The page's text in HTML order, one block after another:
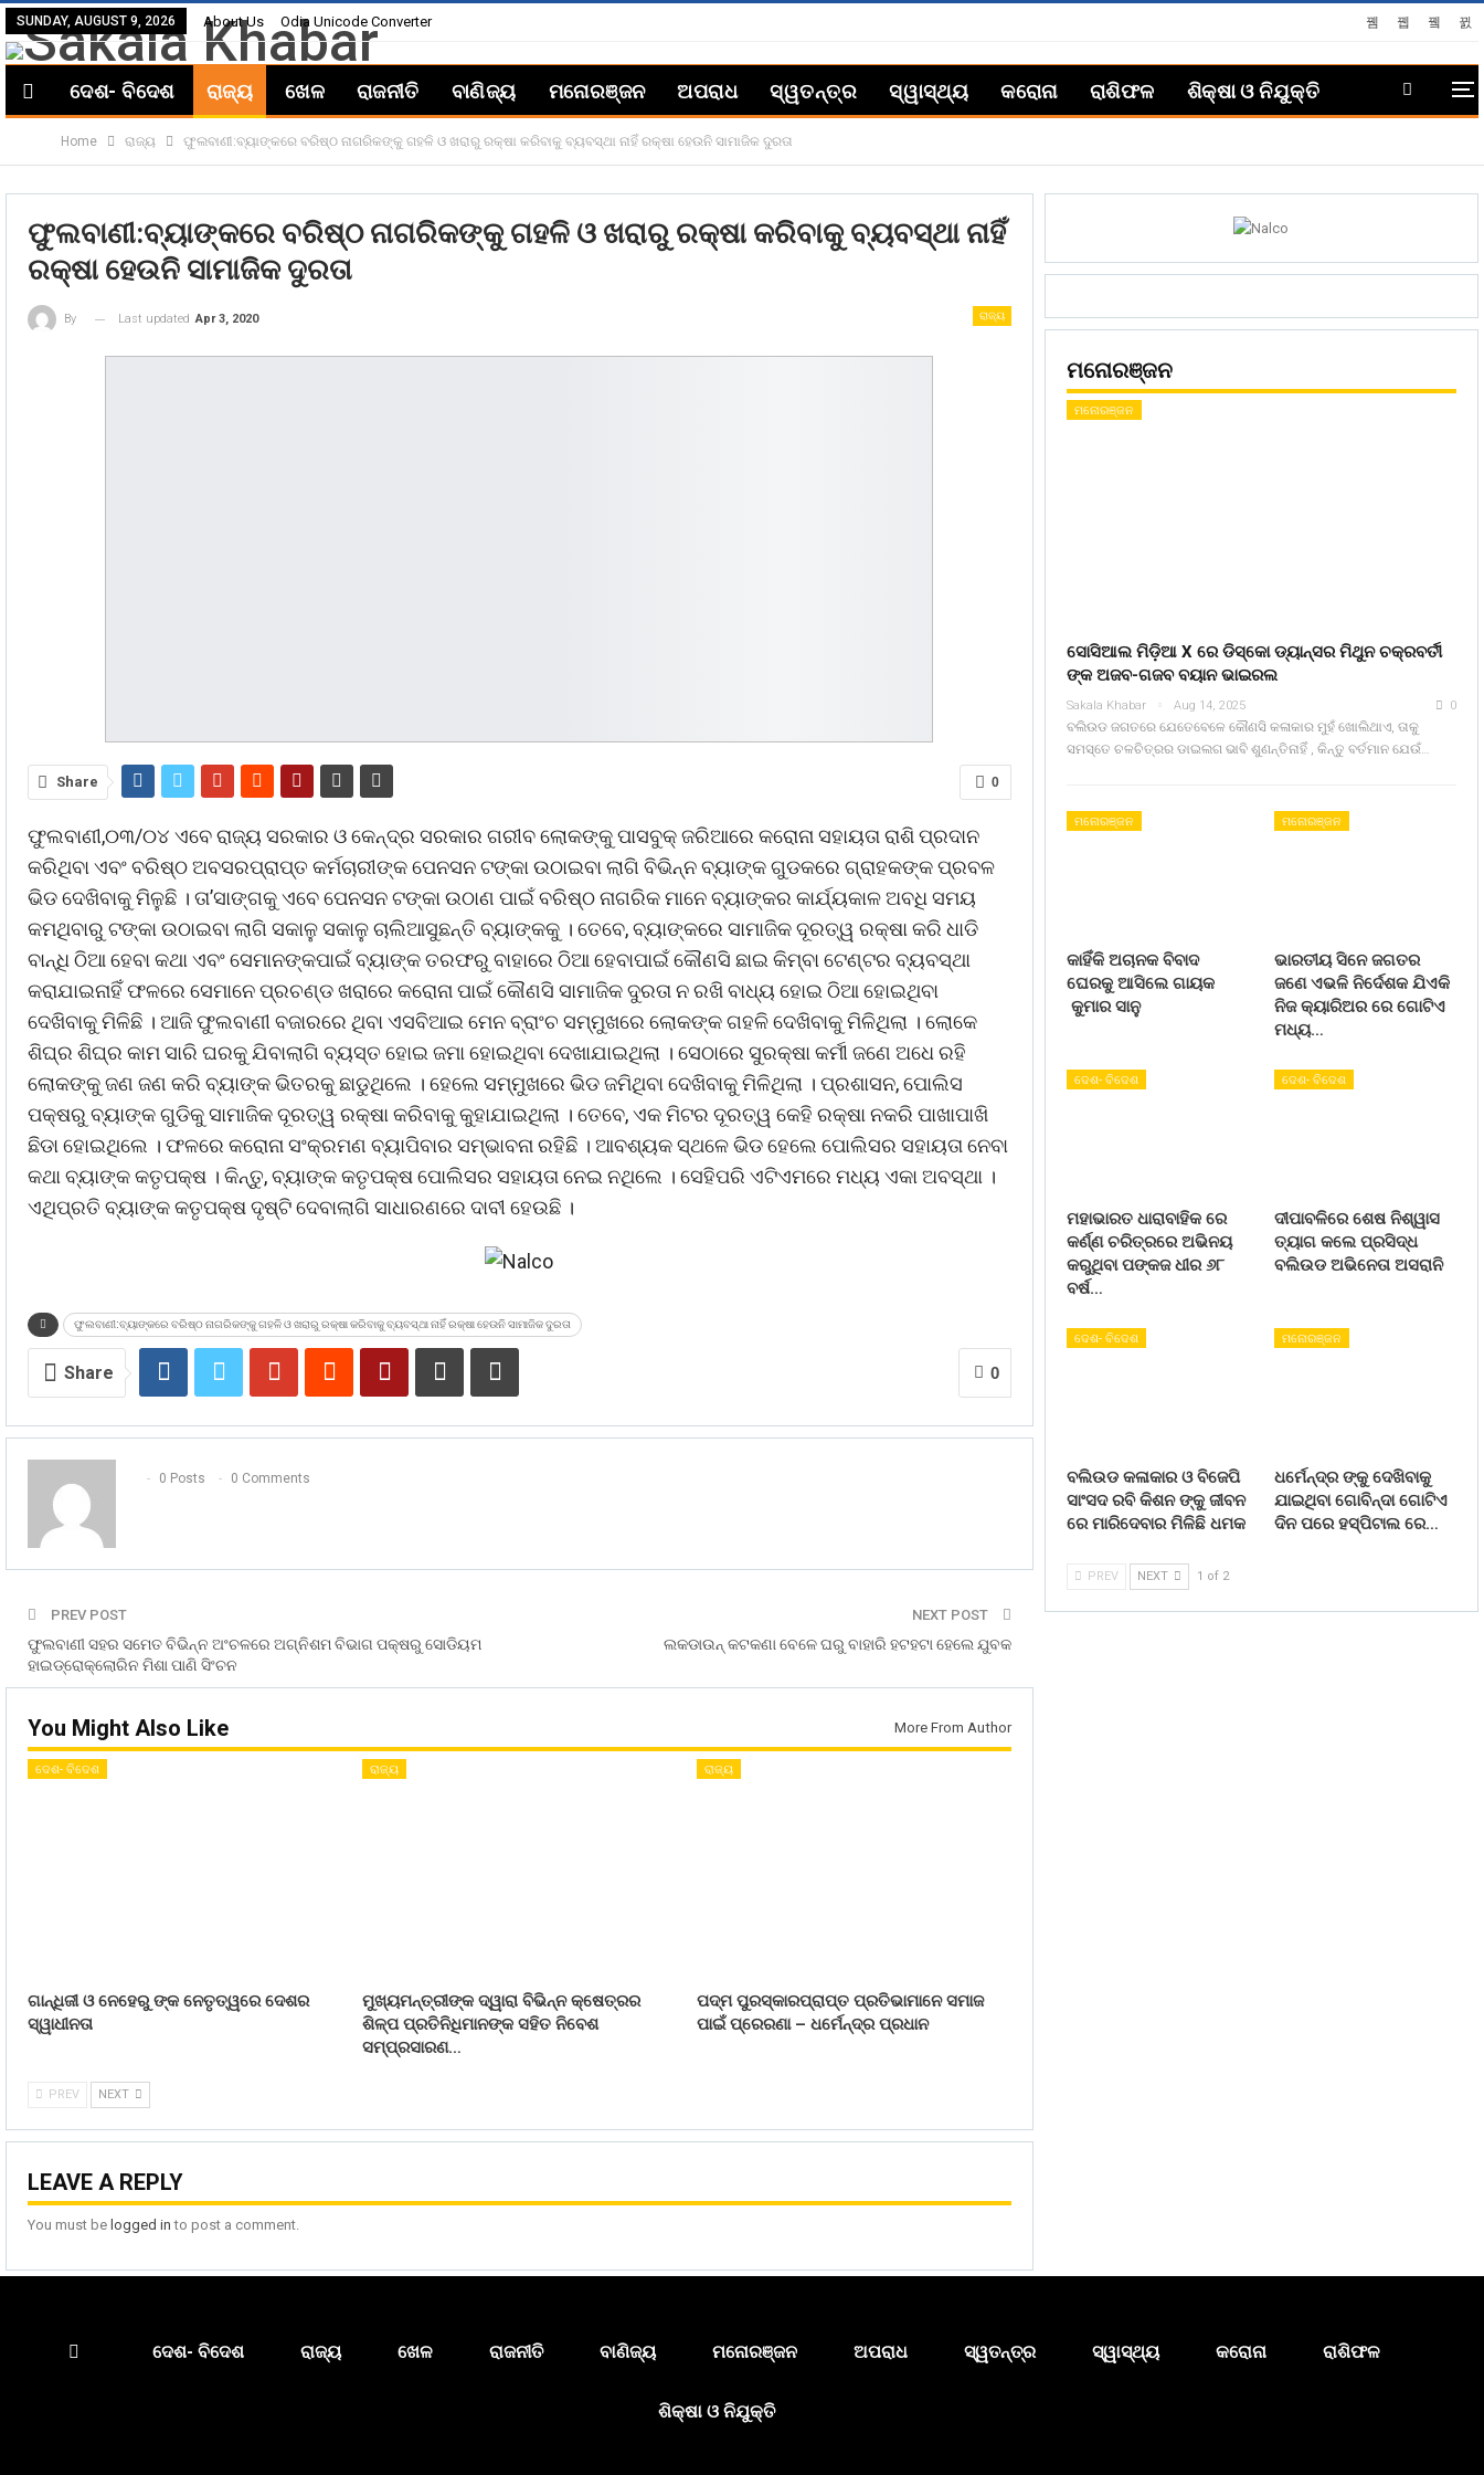
SUNDAY, AUGUST 9, 2026 About Us Odia Unicode Converter
ଦେଶ- ବିଦେଶ ରାଜ୍ୟ ଖେଳ ରାଜନୀତି ବାଣିଜ୍ୟ ମନୋରଞ୍ଜନ ଅପରାଧ ସ୍ୱତନ୍ତ୍ର ସ୍ୱାସ୍ଥ୍ୟ କରୋନା ରାଶିଫଳ ଶିକ୍ଷା ଓ ନିଯୁକ୍ତି
Home ରାଜ୍ୟ ଫୁଲବାଣୀ:ବ୍ୟାଙ୍କରେ ବରିଷ୍ଠ ନାଗରିକଙ୍କୁ ଗହଳି ଓ ଖରାରୁ ରକ୍ଷା କରିବାକୁ ବ୍ୟବସ୍ଥା ନାହିଁ ରକ୍ଷା ହେଉନି ସାମାଜିକ ଦୁରତା
ଫୁଲବାଣୀ:ବ୍ୟାଙ୍କରେ ବରିଷ୍ଠ ନାଗରିକଙ୍କୁ ଗହଳି ଓ ଖରାରୁ ରକ୍ଷା କରିବାକୁ ବ୍ୟବସ୍ଥା ନାହିଁ
ରକ୍ଷା ହେଉନି ସାମାଜିକ ଦୁରତା
ରାଜ୍ୟ
By Last updated Apr 3, 2020
0
Share
ଫୁଲବାଣୀ,୦୩/୦୪ ଏବେ ରାଜ୍ୟ ସରକାର ଓ କେନ୍ଦ୍ର ସରକାର ଗରୀବ ଲୋକଙ୍କୁ ପାସବୁକ୍ ଜରିଆରେ କରୋନା ସହାୟତା ରାଶି ପ୍ରଦାନ
କରିଥିବା ଏବଂ ବରିଷ୍ଠ ଅବସରପ୍ରାପ୍ତ କର୍ମଚାରୀଙ୍କ ପେନସନ ଟଙ୍କା ଉଠାଇବା ଲାଗି ବିଭିନ୍ନ ବ୍ୟାଙ୍କ ଗୁଡକରେ ଗ୍ରାହକଙ୍କ ପ୍ରବଳ
ଭିଡ ଦେଖିବାକୁ ମିଳୁଛି । ତା’ସାଙ୍ଗକୁ ଏବେ ପେନସନ ଟଙ୍କା ଉଠାଣ ପାଇଁ ବରିଷ୍ଠ ନାଗରିକ ମାନେ ବ୍ୟାଙ୍କର କାର୍ଯ୍ୟକାଳ ଅବଧି ସମୟ
କମଥିବାରୁ ଟଙ୍କା ଉଠାଇବା ଲାଗି ସକାଳୁ ସକାଳୁ ଚାଲିଆସୁଛନ୍ତି ବ୍ୟାଙ୍କକୁ । ତେବେ, ବ୍ୟାଙ୍କରେ ସାମାଜିକ ଦୂରତ୍ୱ ରକ୍ଷା କରି ଧାଡି
ବାନ୍ଧି ଠିଆ ହେବା କଥା ଏବଂ ସେମାନଙ୍କପାଇଁ ବ୍ୟାଙ୍କ ତରଫରୁ ବାହାରେ ଠିଆ ହେବାପାଇଁ କୌଣସି ଛାଇ କିମ୍ବା ଟେଣ୍ଟର ବ୍ୟବସ୍ଥା
କରାଯାଇନାହିଁ ଫଳରେ ସେମାନେ ପ୍ରଚଣ୍ଡ ଖରାରେ କରୋନା ପାଇଁ କୌଣସି ସାମାଜିକ ଦୁରତା ନ ରଖି ବାଧ୍ୟ ହୋଇ ଠିଆ ହୋଇଥିବା
ଦେଖିବାକୁ ମିଳିଛି । ଆଜି ଫୁଲବାଣୀ ବଜାରରେ ଥିବା ଏସବିଆଇ ମେନ ବ୍ରାଂଚ ସମ୍ମୁଖରେ ଲୋକଙ୍କ ଗହଳି ଦେଖିବାକୁ ମିଳିଥିଲା । ଲୋକେ
ଶିଘ୍ର ଶିଘ୍ର କାମ ସାରି ଘରକୁ ଯିବାଲାଗି ବ୍ୟସ୍ତ ହୋଇ ଜମା ହୋଇଥିବା ଦେଖାଯାଇଥିଲା । ସେଠାରେ ସୁରକ୍ଷା କର୍ମୀ ଜଣେ ଅଧେ ରହି
ଲୋକଙ୍କୁ ଜଣ ଜଣ କରି ବ୍ୟାଙ୍କ ଭିତରକୁ ଛାଡୁଥିଲେ । ହେଲେ ସମ୍ମୁଖରେ ଭିଡ ଜମିଥିବା ଦେଖିବାକୁ ମିଳିଥିଲା । ପ୍ରଶାସନ, ପୋଲିସ
ପକ୍ଷରୁ ବ୍ୟାଙ୍କ ଗୁଡିକୁ ସାମାଜିକ ଦୂରତ୍ୱ ରକ୍ଷା କରିବାକୁ କୁହାଯାଇଥିଲା । ତେବେ, ଏକ ମିଟର ଦୂରତ୍ୱ କେହି ରକ୍ଷା ନକରି ପାଖାପାଖି
ଛିଡା ହୋଇଥିଲେ । ଫଳରେ କରୋନା ସଂକ୍ରମଣ ବ୍ୟାପିବାର ସମ୍ଭାବନା ରହିଛି । ଆବଶ୍ୟକ ସ୍ଥଳେ ଭିଡ ହେଲେ ପୋଲିସର ସହାୟତା ନେବା
କଥା ବ୍ୟାଙ୍କ କତୃପକ୍ଷ । କିନ୍ତୁ, ବ୍ୟାଙ୍କ କତୃପକ୍ଷ ପୋଲିସର ସହାୟତା ନେଇ ନଥିଲେ । ସେହିପରି ଏଟିଏମରେ ମଧ୍ୟ ଏକା ଅବସ୍ଥା ।
ଏଥିପ୍ରତି ବ୍ୟାଙ୍କ କତୃପକ୍ଷ ଦୃଷ୍ଟି ଦେବାଲାଗି ସାଧାରଣରେ ଦାବୀ ହେଉଛି ।
ଫୁଲବାଣୀ:ବ୍ୟାଙ୍କରେ ବରିଷ୍ଠ ନାଗରିକଙ୍କୁ ଗହଳି ଓ ଖରାରୁ ରକ୍ଷା କରିବାକୁ ବ୍ୟବସ୍ଥା ନାହିଁ ରକ୍ଷା ହେଉନି ସାମାଜିକ ଦୁରତା
0
Share
0 Posts 0 Comments
PREV POST
ଫୁଲବାଣୀ ସହର ସମେତ ବିଭିନ୍ନ ଅଂଚଳରେ ଅଗ୍ନିଶମ ବିଭାଗ ପକ୍ଷରୁ ସୋଡିୟମ
ହାଇଡ୍ରୋକ୍ଲୋରିନ ମିଶା ପାଣି ସିଂଚନ
NEXT POST
ଲକଡାଉନ୍ କଟକଣା ବେଳେ ଘରୁ ବାହାରି ହଟହଟା ହେଲେ ଯୁବକ
You Might Also Like More From Author
ଦେଶ- ବିଦେଶ
ଗାନ୍ଧିଜୀ ଓ ନେହେରୁ ଙ୍କ ନେତୃତ୍ୱରେ ଦେଶର
ସ୍ୱାଧୀନତା
ରାଜ୍ୟ
ମୁଖ୍ୟମନ୍ତ୍ରୀଙ୍କ ଦ୍ୱାରା ବିଭିନ୍ନ କ୍ଷେତ୍ରର
ଶିଳ୍ପ ପ୍ରତିନିଧିମାନଙ୍କ ସହିତ ନିବେଶ
ସମ୍ପ୍ରସାରଣ…
ରାଜ୍ୟ
ପଦ୍ମ ପୁରସ୍କାରପ୍ରାପ୍ତ ପ୍ରତିଭାମାନେ ସମାଜ
ପାଇଁ ପ୍ରେରଣା – ଧର୍ମେନ୍ଦ୍ର ପ୍ରଧାନ
PREV NEXT
LEAVE A REPLY
You must be logged in to post a comment.
ମନୋରଞ୍ଜନ
ମନୋରଞ୍ଜନ
ସୋସିଆଲ ମିଡ଼ିଆ X ରେ ଡିସ୍କୋ ଡ୍ୟାନ୍ସର ମିଥୁନ ଚକ୍ରବର୍ତୀ
ଙ୍କ ଅଜବ-ଗଜବ ବୟାନ ଭାଇରଲ
Sakala Khabar Aug 14, 2025 0
ବଲିଉଡ ଜଗତରେ ଯେତେବେଳେ କୌଣସି କଳାକାର ମୁହଁ ଖୋଲିଥାଏ, ତାକୁ
ସମସ୍ତେ ଚଳଚିତ୍ରର ଡାଇଲଗ ଭାବି ଶୁଣନ୍ତିନାହିଁ , କିନ୍ତୁ ବର୍ତମାନ ଯେଉଁ…
ମନୋରଞ୍ଜନ
କାହିଁକି ଅଚାନକ ବିବାଦ
ଘେରକୁ ଆସିଲେ ଗାୟକ
କୁମାର ସାନୁ
ମନୋରଞ୍ଜନ
ଭାରତୀୟ ସିନେ ଜଗତର
ଜଣେ ଏଭଳି ନିର୍ଦେଶକ ଯିଏକି
ନିଜ କ୍ୟାରିଅର ରେ ଗୋଟିଏ
ମଧ୍ୟ…
ଦେଶ- ବିଦେଶ
ମହାଭାରତ ଧାରାବାହିକ ରେ
କର୍ଣ୍ଣ ଚରିତ୍ରରେ ଅଭିନୟ
କରୁଥିବା ପଙ୍କଜ ଧୀର ୬୮
ବର୍ଷ…
ଦେଶ- ବିଦେଶ
ଦୀପାବଳିରେ ଶେଷ ନିଶ୍ୱାସ
ତ୍ୟାଗ କଲେ ପ୍ରସିଦ୍ଧ
ବଲିଉଡ ଅଭିନେତା ଅସରାନି
ଦେଶ- ବିଦେଶ
ବଲିଉଡ କଳାକାର ଓ ବିଜେପି
ସାଂସଦ ରବି କିଶନ ଙ୍କୁ ଜୀବନ
ରେ ମାରିଦେବାର ମିଳିଛି ଧମକ
ମନୋରଞ୍ଜନ
ଧର୍ମେନ୍ଦ୍ର ଙ୍କୁ ଦେଖିବାକୁ
ଯାଇଥିବା ଗୋବିନ୍ଦା ଗୋଟିଏ
ଦିନ ପରେ ହସ୍ପିଟାଲ ରେ…
PREV NEXT 1 of 2
ଦେଶ- ବିଦେଶ ରାଜ୍ୟ ଖେଳ ରାଜନୀତି ବାଣିଜ୍ୟ ମନୋରଞ୍ଜନ ଅପରାଧ ସ୍ୱତନ୍ତ୍ର ସ୍ୱାସ୍ଥ୍ୟ କରୋନା ରାଶିଫଳ
ଶିକ୍ଷା ଓ ନିଯୁକ୍ତି